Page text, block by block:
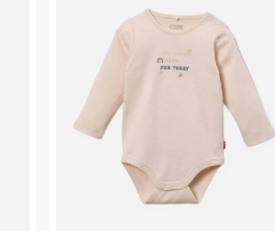
באתר בלבד
בלבד. לא ניתן